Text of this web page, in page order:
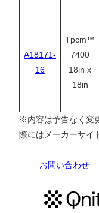
A18171-
16
Tpcm™
7400
18in x
18in
※内容は予告なく変
際にはメーカーサイ
お問い合わせ